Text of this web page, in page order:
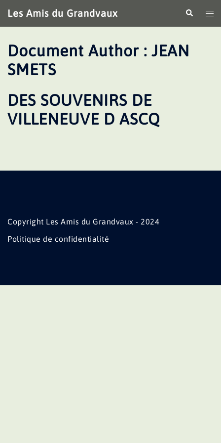
au
contenu
Les Amis du Grandvaux
le
Document Author : JEAN
SMETS
DES SOUVENIRS DE
VILLENEUVE D ASCQ
Copyright Les Amis du Grandvaux - 2024
Politique de confidentialité